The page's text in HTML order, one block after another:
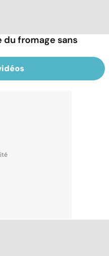
fromage sans